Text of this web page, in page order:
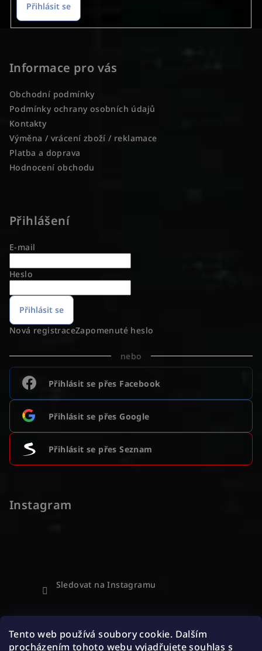
Tento web používá soubory cookie. Dalším
procházením tohoto webu vyjadřujete souhlas s
v
Přihlásit se
Informace pro vás
Obchodní podmínky
Podmínky ochrany osobních údajů
Kontakty
Výměna / vrácení zboží / reklamace
Platba a doprava
Hodnocení obchodu
Přihlášení
E-mail
Heslo
Přihlásit se
Nová registraceZapomenuté heslo
nebo
Přihlásit se přes Facebook
Přihlásit se přes Google
Přihlásit se přes Seznam
Instagram
Sledovat na Instagramu
Přijímáme online platby